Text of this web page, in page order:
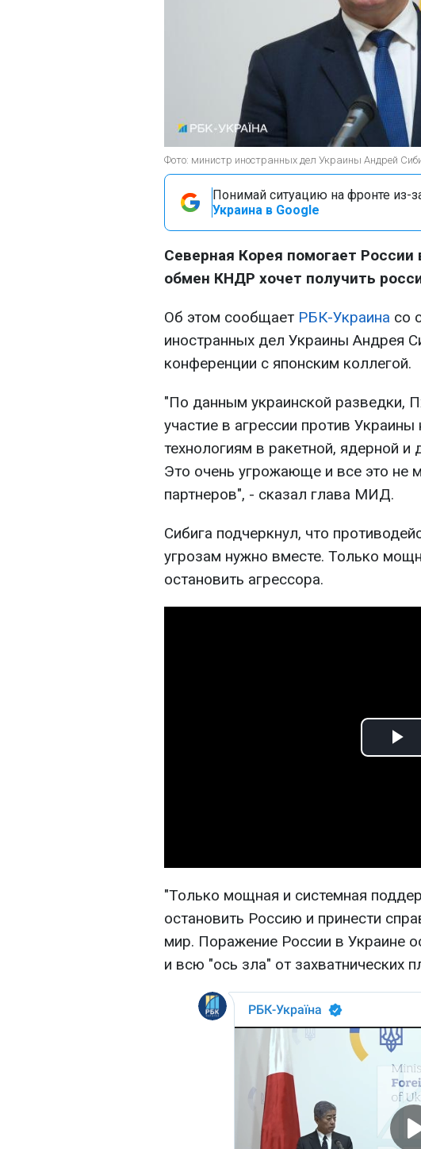
Фото: министр иностранных дел Украины Андрей
Понимай ситуацию на фронте из-
Украина в Google
Северная Корея помогает
обмен КНДР хочет получить
Об этом сообщает РБК-Украина со
иностранных дел Украины Андрея
конференции с японским коллегой.
"По данным украинской разведки,
участие в агрессии против
технологиям в ракетной, ядерной и
Это очень угрожающе и все это не
партнеров", - сказал глава МИД.
Сибига подчеркнул, что
угрозам нужно вместе. Только
остановить агрессора.
"Только мощная и системная
остановить Россию и принести
мир. Поражение России в Украине
и всю "ось зла" от захватнических